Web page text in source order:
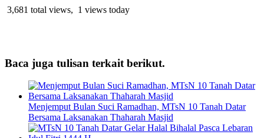
3,681 total views, 1 views today
Baca juga tulisan terkait berikut.
Menjemput Bulan Suci Ramadhan, MTsN 10 Tanah Datar
Bersama Laksanakan Thaharah Masjid